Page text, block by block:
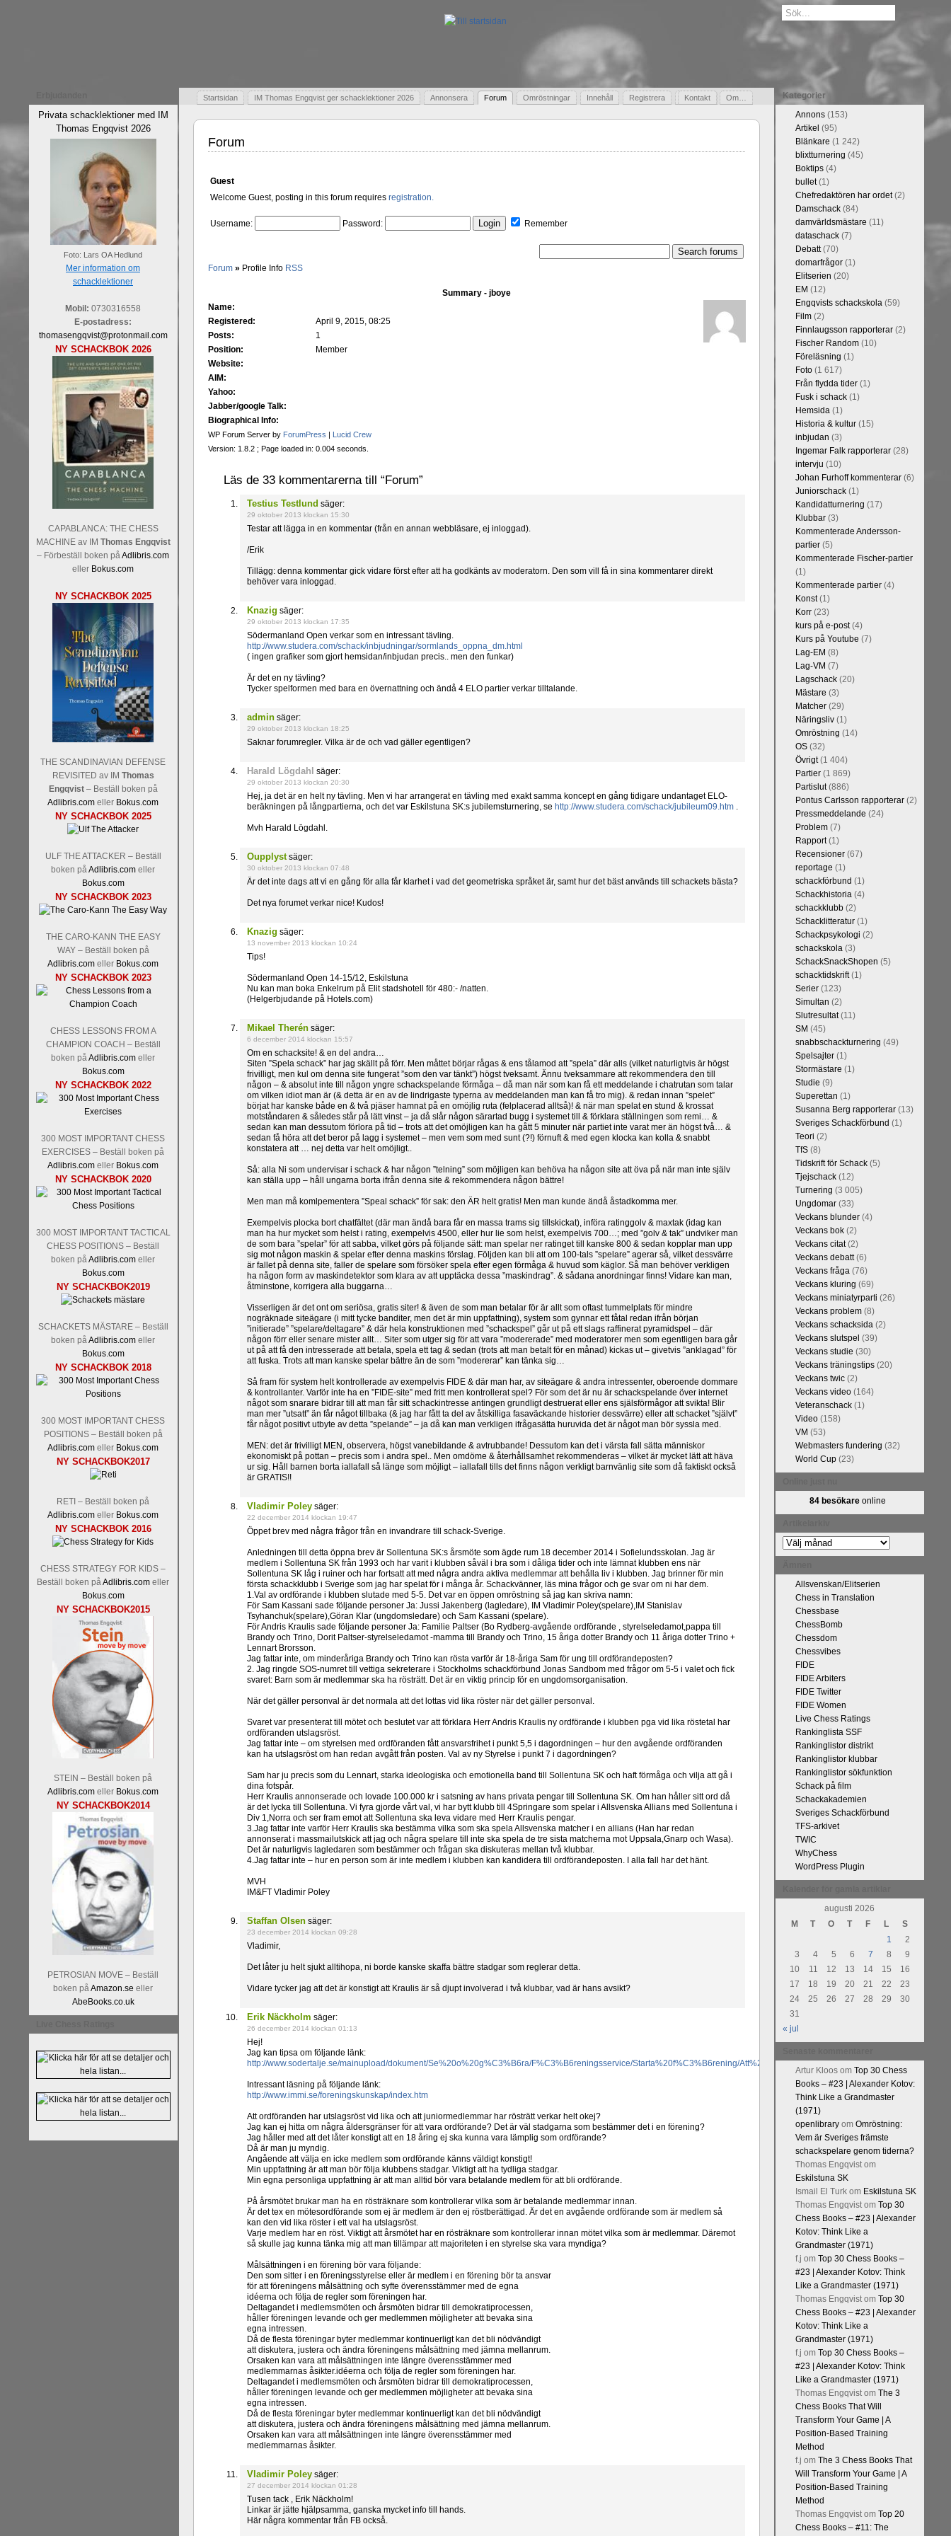
Privata schacklektioner med IM
Thomas Engqvist 2026
Foto: Lars OA Hedlund
Mer information om
schacklektioner
Mobil: 0730316558
E-postadress:
thomasengqvist@protonmail.com
NY SCHACKBOK 2026
CAPABLANCA: THE CHESS
MACHINE av IM Thomas Engqvist
– Förbeställ boken påAdlibris.com
eller Bokus.com
NY SCHACKBOK 2025
THE SCANDINAVIAN DEFENSE
REVISITED av IM Thomas
Engqvist– Beställ boken på
Adlibris.com eller Bokus.com
NY SCHACKBOK 2025
ULF THE ATTACKER – Beställ
boken på Adlibris.com eller
Bokus.com
NY SCHACKBOK 2023
THE CARO-KANN THE EASY
WAY – Beställ boken på
Adlibris.com eller Bokus.com
NY SCHACKBOK 2023
CHESS LESSONS FROM A
CHAMPION COACH – Beställ
boken på Adlibris.com eller
Bokus.com
NY SCHACKBOK 2022
300 MOST IMPORTANT CHESS
EXERCISES – Beställ boken på
Adlibris.com eller Bokus.com
NY SCHACKBOK 2020
300 MOST IMPORTANT TACTICAL
CHESS POSITIONS – Beställ
boken på Adlibris.com eller
Bokus.com
NY SCHACKBOK2019
SCHACKETS MÄSTARE – Beställ
boken på Adlibris.com eller
Bokus.com
NY SCHACKBOK 2018
300 MOST IMPORTANT CHESS
POSITIONS – Beställ boken på
Adlibris.com eller Bokus.com
NY SCHACKBOK2017
RETI – Beställ boken på
Adlibris.com eller Bokus.com
NY SCHACKBOK 2016
CHESS STRATEGY FOR KIDS –
Beställ boken på Adlibris.com eller
Bokus.com
NY SCHACKBOK2015
STEIN – Beställ boken på
Adlibris.com eller Bokus.com
NY SCHACKBOK2014
PETROSIAN MOVE – Beställ
boken påAmazon.se eller
AbeBooks.co.uk
Startsidan IM Thomas Engqvist ger schacklektioner 2026 Annonsera Forum Omröstningar Innehåll Registrera Kontakt Om…
Gästbok
Forum
Guest
Welcome Guest, posting in this forum requires registration.
Username: Password: Remember
Forum » Profile Info RSS
Summary - jboye
Name:
Registered:
April 9, 2015, 08:25
Posts:
1
Position:
Member
Website:
AIM:
Yahoo:
Jabber/google Talk:
Biographical Info:
WP Forum Server by ForumPress | Lucid Crew
Version: 1.8.2 ; Page loaded in: 0.004 seconds.
Läs de 33 kommentarerna till “Forum”
Testius Testlund säger:
29 oktober 2013 klockan 15:30
Testar att lägga in en kommentar (från en annan webbläsare, ej inloggad).
/Erik
Tillägg: denna kommentar gick vidare först efter att ha godkänts av moderatorn. Den som vill få in sina kommentarer direkt
behöver vara inloggad.
Knazig säger:
29 oktober 2013 klockan 17:35
Södermanland Open verkar som en intressant tävling.
http://www.studera.com/schack/inbjudningar/sormlands_oppna_dm.html
( ingen grafiker som gjort hemsidan/inbjudan precis.. men den funkar)
Är det en ny tävling?
Tycker spelformen med bara en övernattning och ändå 4 ELO partier verkar tilltalande.
adminsäger:
29 oktober 2013 klockan 18:25
Saknar forumregler. Vilka är de och vad gäller egentligen?
Harald Lögdahl säger:
29 oktober 2013 klockan 20:30
Hej, ja det är en helt ny tävling. Men vi har arrangerat en tävling med exakt samma koncept en gång tidigare undantaget ELO-
beräkningen på långpartierna, och det var Eskilstuna SK:s jubilemsturnering, se http://www.studera.com/schack/jubileum09.htm.
Mvh Harald Lögdahl.
Oupplystsäger:
30 oktober 2013 klockan 07:48
Är det inte dags att vi en gång för alla får klarhet i vad det geometriska språket är, samt hur det bäst används till schackets bästa?
Det nya forumet verkar nice! Kudos!
Knazig säger:
13 november 2013 klockan 10:24
Tips!
Södermanland Open 14-15/12, Eskilstuna
Nu kan man boka Enkelrum på Elit stadshotell för 480:- /natten.
(Helgerbjudande på Hotels.com)
Mikael Therénsäger:
6 december 2014 klockan 15:57
Om en schacksite! & en del andra…
Siten ”Spela schack” har jag skällt på förr. Men måttet börjar rågas & ens tålamod att ”spela” där alls (vilket naturligtvis är högst
frivilligt, men kul om denna site fungerat ”som den var tänkt”) högst tveksamt. Ännu tveksammare att rekommendera den till
någon – & absolut inte till någon yngre schackspelande förmåga – då man när som kan få ett meddelande i chatrutan som talar
om vilken idiot man är (& detta är en av de lindrigaste typerna av meddelanden man kan få tro mig). & redan innan ”spelet”
börjat har kanske både en & två pjäser hamnat på en omöjlig ruta (felplacerad alltså)! & när man spelat en stund & krossat
motståndaren & således står på lätt vinst – ja då slår någon särartad bugg i systemet till & förklara ställningen som remi… &
sedan kan man dessutom förlora på tid – trots att det omöjligen kan ha gått 5 minuter när partiet inte varat mer än högst två… &
sedan få höra att det beror på lagg i systemet – men vem som med sunt (?!) förnuft & med egen klocka kan kolla & snabbt
konstatera att … nej detta var helt omöjligt..
Så: alla Ni som undervisar i schack & har någon ”telning” som möjligen kan behöva ha någon site att öva på när man inte själv
kan ställa upp – håll ungarna borta ifrån denna site & rekommendera någon bättre!
Men man må komlpementera ”Speal schack” för sak: den ÄR helt gratis! Men man kunde ändå åstadkomma mer.
Exempelvis plocka bort chatfältet (där man ändå bara får en massa trams sig tillskickat), införa ratinggolv & maxtak (idag kan
man ha hur mycket som helst i rating, exempelvis 4500, eller hur lie som helst, exempelvis 700…; med ”golv & tak” undviker man
de som bara ”spelar” för att sabba, vilket görs på följande sätt: man spelar ner ratinget till kanske 800 & sedan kopplar man upp
sig mot någon maskin & spelar efter denna maskins förslag. Följden kan bli att om 100-tals ”spelare” agerar så, vilket dessvärre
är fallet på denna site, faller de spelare som försöker spela efter egen förmåga & huvud som käglor. Så man behöver verkligen
ha någon form av maskindetektor som klara av att upptäcka dessa ”maskindrag”. & sådana anordningar finns! Vidare kan man,
åtminstone, korrigera alla buggarna…
Visserligen är det ont om seriösa, gratis siter! & även de som man betalar för är allt som oftast tummelplats för mindre
nogräknade siteägare (i mitt tycke banditer, men det är min uppfattning), system som gynnar ett fåtal redan ifrån början
”initierade” ”spelare/deltagare” & där hela konstruktionen med ”schackspel” går ut på ett slags raffinerat pyramidspel – där
någon förr eller senare mister allt… Siter som utger sig för att vara ”modererade” med moderatorer men som egentligen bara går
ut på att få den intresserade att betala, spela ett tag & sedan (trots att man betalt för en månad) kickas ut – givetvis ”anklagad” för
att fuska. Trots att man kanske spelar bättre än de som ”modererar” kan tänka sig…
Så fram för system helt kontrollerade av exempelvis FIDE & där man har, av siteägare & andra intressenter, oberoende dommare
& kontrollanter. Varför inte ha en ”FIDE-site” med fritt men kontrollerat spel? För som det är nu är schackspelande över internet
något som snarare bidrar till att man får sitt schackintresse antingen grundligt destruerat eller ens själsförmågor att svikta! Blir
man mer ”utsatt” än får något tillbaka (& jag har fått ta del av åtskilliga fasaväckande historier dessvärre) eller att schacket ”självt”
får något positivt utbyte av detta ”spelande” – ja då kan man verkligen ifrågasätta huruvida det är något man bör syssla med.
MEN: det är frivilligt MEN, observera, högst vanebildande & avtrubbande! Dessutom kan det i värsta fall sätta människor
ekonomiskt på pottan – precis som i andra spel.. Men omdöme & återhållsamhet rekommenderas – vilket är mycket lätt att häva
ur sig. Håll barnen borta iallafall så länge som möjligt – iallafall tills det finns någon verkligt barnvänlig site som då faktiskt också
är GRATIS!!
Vladimir Poleysäger:
22 december 2014 klockan 19:47
Öppet brev med några frågor från en invandrare till schack-Sverige.
Anledningen till detta öppna brev är Sollentuna SK:s årsmöte som ägde rum 18 december 2014 i Sofielundsskolan. Jag är
medlem i Sollentuna SK från 1993 och har varit i klubben såväl i bra som i dåliga tider och inte lämnat klubben ens när
Sollentuna SK låg i ruiner och har fortsatt att med några andra aktiva medlemmar att behålla liv i klubben. Jag brinner för min
första schackklubb i Sverige som jag har spelat för i många år. Schackvänner, läs mina frågor och ge svar om ni har dem.
1.Val av ordförande i klubben slutade med 5-5. Det var en öppen omröstning så jag kan skriva namn:
För Sam Kassani sade följande personer Ja: Jussi Jakenberg (lagledare), IM Vladimir Poley(spelare),IM Stanislav
Tsyhanchuk(spelare),Göran Klar (ungdomsledare) och Sam Kassani (spelare).
För Andris Kraulis sade följande personer Ja: Familie Paltser (Bo Rydberg-avgående ordförande , styrelseledamot,pappa till
Brandy och Trino, Dorit Paltser-styrelseledamot -mamma till Brandy och Trino, 15 åriga dotter Brandy och 11 åriga dotter Trino +
Lennart Brorsson.
Jag fattar inte, om minderåriga Brandy och Trino kan rösta varför är 18-åriga Sam för ung till ordförandeposten?
2. Jag ringde SOS-numret till vettiga sekreterare i Stockholms schackförbund Jonas Sandbom med frågor om 5-5 i valet och fick
svaret: Barn som är medlemmar ska ha rösträtt. Det är en viktig princip för en ungdomsorganisation.
När det gäller personval är det normala att det lottas vid lika röster när det gäller personval.
Svaret var presenterat till mötet och beslutet var att förklara Herr Andris Kraulis ny ordförande i klubben pga vid lika röstetal har
ordföranden utslagsröst.
Jag fattar inte – om styrelsen med ordföranden fått ansvarsfrihet i punkt 5,5 i dagordningen – hur den avgående ordföranden
kan ha utslagsröst om han redan avgått från posten. Val av ny Styrelse i punkt 7 i dagordningen?
Sam har ju precis som du Lennart, starka ideologiska och emotionella band till Sollentuna SK och haft förmåga och vilja att gå i
dina fotspår.
Herr Kraulis annonserade och lovade 100.000 kr i satsning av hans privata pengar till Sollentuna SK. Om han håller sitt ord då
är det lycka till Sollentuna. Vi fyra gjorde vårt val, vi har bytt klubb till 4Springare som spelar i Allsvenska Allians med Sollentuna i
Div 1,Norra och ser fram emot att Sollentuna ska leva vidare med Herr Kraulis pengar.
3.Jag fattar inte varför Herr Kraulis ska bestämma vilka som ska spela Allsvenska matcher i en allians (Han har redan
annonserat i massmailutskick att jag och några spelare till inte ska spela de tre sista matcherna mot Uppsala,Gnarp och Wasa).
Det är naturligvis lagledaren som bestämmer och frågan ska diskuteras mellan två klubbar.
4.Jag fattar inte – hur en person som är inte medlem i klubben kan kandidera till ordförandeposten. I alla fall har det hänt.
MVH
IM&FT Vladimir Poley
Staffan Olsensäger:
23 december 2014 klockan 09:28
Vladimir,
Det låter ju helt sjukt alltihopa, ni borde kanske skaffa bättre stadgar som reglerar detta.
Vidare tycker jag att det är konstigt att Kraulis är så djupt involverad i två klubbar, vad är hans avsikt?
Erik Näckholm säger:
26 december 2014 klockan 01:13
Hej!
Jag kan tipsa om följande länk:
http://www.sodertalje.se/mainupload/dokument/Se%20o%20g%C3%B6ra/F%C3%B6reningsservice/Starta%20f%C3%B6rening/Att%20bilda%20f%C3%B6rening.pdf
Intressant läsning på följande länk:
http://www.immi.se/foreningskunskap/index.htm
Att ordföranden har utslagsröst vid lika och att juniormedlemmar har rösträtt verkar helt okej?
Jag kan ej hitta om några åldersgränser för att vara ordförande? Det är väl stadgarna som bestämmer det i en förening?
Jag håller med att det låter konstigt att en 18 åring ej ska kunna vara lämplig som ordförande?
Då är man ju myndig.
Angående att välja en icke medlem som ordförande känns väldigt konstigt!
Min uppfattning är att man bör följa klubbens stadgar. Viktigt att ha tydliga stadgar.
Min egna personliga uppfattning är att man alltid bör vara betalande medlem för att bli ordförande.
På årsmötet brukar man ha en rösträknare som kontrollerar vilka som är betalande medlemmar innan.
Är det tex en mötesordförande som ej är medlem är den ej röstberättigad. Är det en avgående ordförande som är medlem så
kan den vid lika röster i ett val ha utslagsröst.
Varje medlem har en röst. Viktigt att årsmötet har en rösträknare som kontrollerar innan mötet vilka som är medlemmar. Däremot
så skulle jag kunna tänka mig att man tillämpar att majoriteten i en styrelse ska vara myndiga?
Målsättningen i en förening bör vara följande:
Den som sitter i en föreningsstyrelse eller är medlem i en förening bör ta ansvar
för att föreningens målsättning och syfte överensstämmer med de egna
idéerna och följa de regler som föreningen har.
Deltagandet i medlemsmöten och årsmöten bidrar till demokratiprocessen,
håller föreningen levande och ger medlemmen möjligheter att bevaka sina
egna intressen.
Då de flesta föreningar byter medlemmar kontinuerligt kan det bli nödvändigt
att diskutera, justera och ändra föreningens målsättning med jämna mellanrum.
Orsaken kan vara att målsättningen inte längre överensstämmer med
medlemmarnas åsikter.idéerna och följa de regler som föreningen har.
Deltagandet i medlemsmöten och årsmöten bidrar till demokratiprocessen,
håller föreningen levande och ger medlemmen möjligheter att bevaka sina
egna intressen.
Då de flesta föreningar byter medlemmar kontinuerligt kan det bli nödvändigt
att diskutera, justera och ändra föreningens målsättning med jämna mellanrum.
Orsaken kan vara att målsättningen inte längre överensstämmer med
medlemmarnas åsikter.
Vladimir Poleysäger:
27 december 2014 klockan 01:28
Tusen tack , Erik Näckholm!
Linkar är jätte hjälpsamma, ganska mycket info till hands.
Här några kommentar från FB också.
Kategorier
Annons(153)
Artikel (95)
Blänkare (1 242)
blixtturnering (45)
Boktips(4)
bullet(1)
Chefredaktören har ordet(2)
Damschack(84)
damvärldsmästare (11)
dataschack(7)
Debatt(70)
domarfrågor(1)
Elitserien (20)
EM (12)
Engqvists schackskola(59)
Film(2)
Finnlaugsson rapporterar(2)
Fischer Random(10)
Föreläsning (1)
Foto(1 617)
Från flydda tider(1)
Fusk i schack(1)
Hemsida(1)
Historia & kultur(15)
inbjudan (3)
Ingemar Falk rapporterar(28)
intervju (10)
Johan Furhoff kommenterar(6)
Juniorschack(1)
Kandidatturnering (17)
Klubbar(3)
Kommenterade Andersson-
partier(5)
Kommenterade Fischer-partier
(1)
Kommenterade partier(4)
Konst(1)
Korr(23)
kurs på e-post(4)
Kurs på Youtube (7)
Lag-EM (8)
Lag-VM (7)
Lagschack(20)
Mästare (3)
Matcher(29)
Näringsliv(1)
Omröstning (14)
OS(32)
Övrigt(1 404)
Partier(1 869)
Partislut(886)
Pontus Carlsson rapporterar(2)
Pressmeddelande (24)
Problem(7)
Rapport(1)
Recensioner(67)
reportage (1)
schackförbund (1)
Schackhistoria(4)
schackklubb(2)
Schacklitteratur(1)
Schackpsykologi (2)
schackskola(3)
SchackSnackShopen (5)
schacktidskrift(1)
Serier(123)
Simultan (2)
Slutresultat(11)
SM (45)
snabbschackturnering (49)
Spelsajter(1)
Stormästare (1)
Studie (9)
Superettan (1)
Susanna Berg rapporterar(13)
Sveriges Schackförbund (1)
Teori (2)
TfS(8)
Tidskrift för Schack(5)
Tjejschack(12)
Turnering (3 005)
Ungdomar(33)
Veckans blunder(4)
Veckans bok(2)
Veckans citat(2)
Veckans debatt(6)
Veckans fråga(76)
Veckans kluring (69)
Veckans miniatyrparti (26)
Veckans problem(8)
Veckans schacksida(2)
Veckans slutspel (39)
Veckans studie (30)
Veckans träningstips(20)
Veckans twic(2)
Veckans video(164)
Veteranschack(1)
Video(158)
VM (53)
Webmasters fundering (32)
World Cup(23)
84 besökareonline
Artikelarkiv
Allsvenskan/Elitserien
Chess in Translation
Chessbase
ChessBomb
Chessdom
Chessvibes
FIDE
FIDE Arbiters
FIDE Twitter
FIDE Women
Live Chess Ratings
Rankinglista SSF
Rankinglistor distrikt
Rankinglistor klubbar
Rankinglistor sökfunktion
Schack på film
Schackakademien
Sveriges Schackförbund
TFS-arkivet
TWIC
WhyChess
WordPress Plugin
augusti 2026
M
T O T F L
S
1
2
3
4 5 6 7 8
9
10
11 12 13 14 15
16
17
18 19 20 21 22
23
24
25 26 27 28 29
30
31
« jul
Artur Kloosom Top 30 Chess
Books – #23 | Alexander Kotov:
Think Like a Grandmaster
(1971)
openlibraryom Omröstning:
Vem är Sveriges främste
schackspelare genom tiderna?
Thomas Engqvistom
Eskilstuna SK
Ismail El Turkom Eskilstuna SK
Thomas Engqvistom Top 30
Chess Books – #23 | Alexander
Kotov: Think Like a
Grandmaster (1971)
f.j om Top 30 Chess Books –
#23 | Alexander Kotov: Think
Like a Grandmaster (1971)
Thomas Engqvistom Top 30
Chess Books – #23 | Alexander
Kotov: Think Like a
Grandmaster (1971)
f.j om Top 30 Chess Books –
#23 | Alexander Kotov: Think
Like a Grandmaster (1971)
Thomas Engqvistom The 3
Chess Books That Will
Transform Your Game | A
Position-Based Training
Method
f.j om The 3 Chess Books That
Will Transform Your Game | A
Position-Based Training
Method
Thomas Engqvistom Top 20
Chess Books – #11: The